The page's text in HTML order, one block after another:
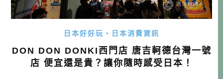
日本好好玩・日本消費資訊
DON DON DONKI西門店 唐吉軻德台灣一號
店 便宜還是貴？讓你隨時感受日本！